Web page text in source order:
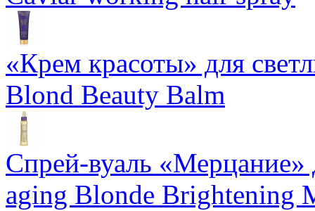
«Крем красоты» для
Blond Beauty Balm
Спрей-вуаль «Мерцание»
aging Blonde Brightening